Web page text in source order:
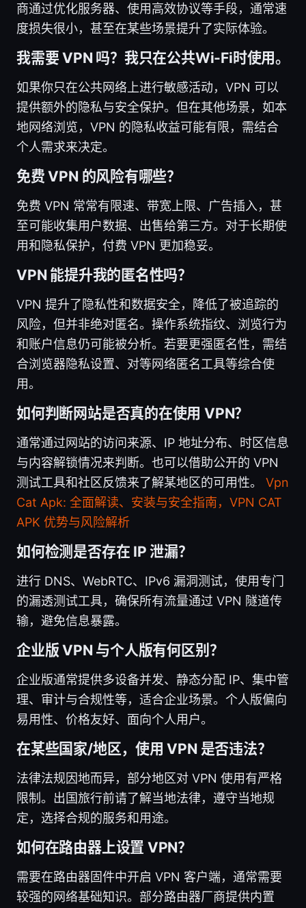
商通过优化服务器、使用高效协议等手段，通常速
度损失很小，甚至在某些场景提升了实际体验。
我需要 VPN 吗？我只在公共Wi-Fi时使用。
如果你只在公共网络上进行敏感活动，VPN 可以
提供额外的隐私与安全保护。但在其他场景，如本
地网络浏览，VPN 的隐私收益可能有限，需结合
个人需求来决定。
免费 VPN 的风险有哪些？
免费 VPN 常常有限速、带宽上限、广告插入，甚
至可能收集用户数据、出售给第三方。对于长期使
用和隐私保护，付费 VPN 更加稳妥。
VPN 能提升我的匿名性吗？
VPN 提升了隐私性和数据安全，降低了被追踪的
风险，但并非绝对匿名。操作系统指纹、浏览行为
和账户信息仍可能被分析。若要更强匿名性，需结
合浏览器隐私设置、对等网络匿名工具等综合使
用。
如何判断网站是否真的在使用 VPN？
通常通过网站的访问来源、IP 地址分布、时区信息
与内容解锁情况来判断。也可以借助公开的 VPN
测试工具和社区反馈来了解某地区的可用性。 Vpn
Cat Apk: 全面解读、安装与安全指南，VPN CAT
APK 优势与风险解析
如何检测是否存在 IP 泄漏？
进行 DNS、WebRTC、IPv6 漏洞测试，使用专门
的漏透测试工具，确保所有流量通过 VPN 隧道传
输，避免信息暴露。
企业版 VPN 与个人版有何区别？
企业版通常提供多设备并发、静态分配 IP、集中管
理、审计与合规性等，适合企业场景。个人版偏向
易用性、价格友好、面向个人用户。
在某些国家/地区，使用 VPN 是否违法？
法律法规因地而异，部分地区对 VPN 使用有严格
限制。出国旅行前请了解当地法律，遵守当地规
定，选择合规的服务和用途。
如何在路由器上设置 VPN？
需要在路由器固件中开启 VPN 客户端，通常需要
较强的网络基础知识。部分路由器厂商提供内置